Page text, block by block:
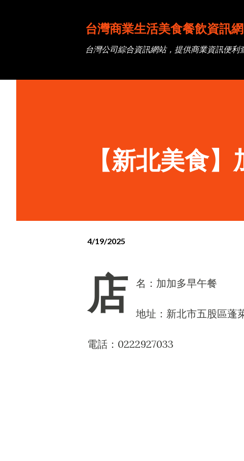
台灣商業生活美食餐飲資訊網
台灣公司綜合資訊網站，提供商業資訊便利
【新北美食
4/19/2025
店 名：加加多早午餐
地址：新北市五股區蓬
電話：0222927033